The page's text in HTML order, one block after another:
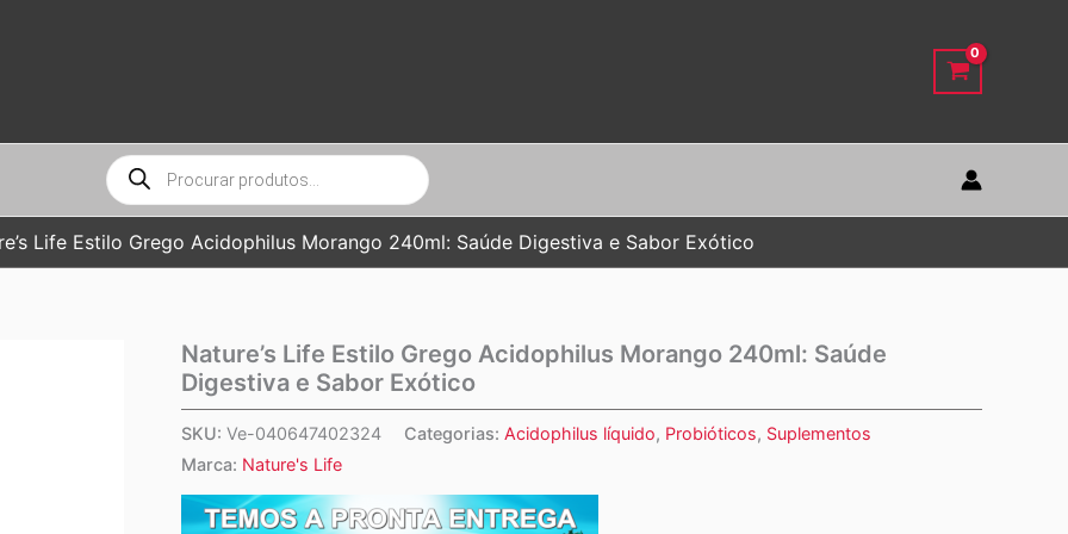
Pesquisar
produtos
Life Estilo Grego Acidophilus Morango 240ml: Saúde Digestiva e Sabor Exótico
Nature’s Life Estilo Grego Acidophilus Morango 240ml: Saúde
Digestiva e Sabor Exótico
SKU: Ve-040647402324 Categorias: Acidophilus líquido, Probióticos, Suplementos
Marca: Nature's Life